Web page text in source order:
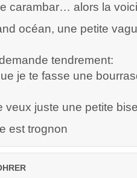
carambar… alors la
océan, une petite
tendrement:
je te fasse une
veux juste une petite
est trognon